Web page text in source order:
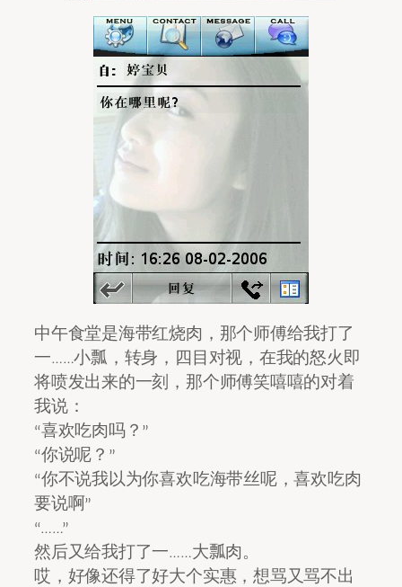
中午食堂是海带红烧肉，那个师傅给我打了
一……小瓢，转身，四目对视，在我的怒火即
将喷发出来的一刻，那个师傅笑嘻嘻的对着
我说：
“喜欢吃肉吗？”
“你说呢？”
“你不说我以为你喜欢吃海带丝呢，喜欢吃肉
要说啊”
“……”
然后又给我打了一……大瓢肉。
哎，好像还得了好大个实惠，想骂又骂不出